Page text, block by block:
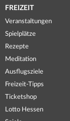
FREIZEIT
Veranstaltungen
Spielplätze
Rezepte
Meditation
Ausflugsziele
Freizeit-Tipps
Ticketshop
Lotto Hessen